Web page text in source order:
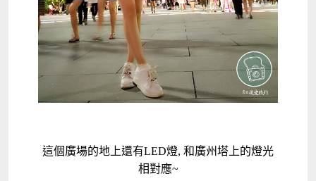
這個廣場的地上還有LED燈, 和廣州塔上的燈光
相對應~